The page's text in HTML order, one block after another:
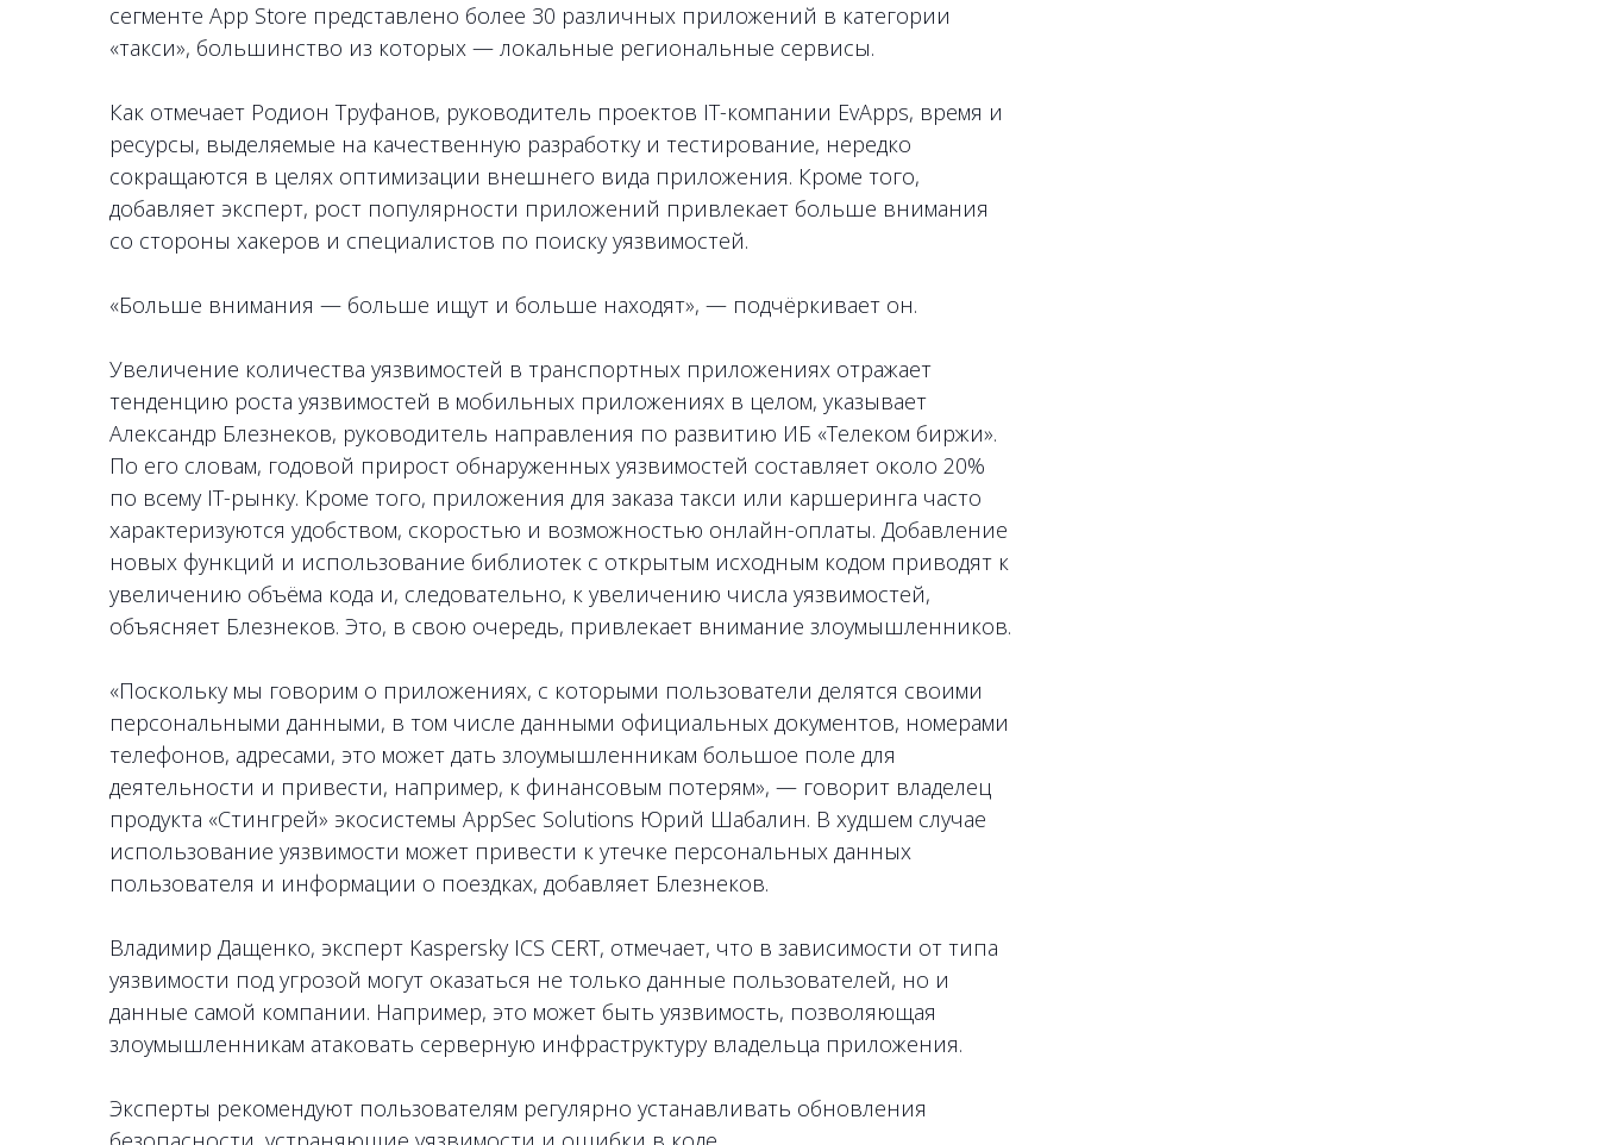
сегменте App Store представлено более 30 различных приложений в категории
«такси», большинство из которых — локальные региональные сервисы.
Как отмечает Родион Труфанов, руководитель проектов IT-компании EvApps, время и
ресурсы, выделяемые на качественную разработку и тестирование, нередко
сокращаются в целях оптимизации внешнего вида приложения. Кроме того,
добавляет эксперт, рост популярности приложений привлекает больше внимания
со стороны хакеров и специалистов по поиску уязвимостей.
«Больше внимания — больше ищут и больше находят», — подчёркивает он.
Увеличение количества уязвимостей в транспортных приложениях отражает
тенденцию роста уязвимостей в мобильных приложениях в целом, указывает
Александр Блезнеков, руководитель направления по развитию ИБ «Телеком биржи».
По его словам, годовой прирост обнаруженных уязвимостей составляет около 20%
по всему IT-рынку. Кроме того, приложения для заказа такси или каршеринга часто
характеризуются удобством, скоростью и возможностью онлайн-оплаты. Добавление
новых функций и использование библиотек с открытым исходным кодом приводят к
увеличению объёма кода и, следовательно, к увеличению числа уязвимостей,
объясняет Блезнеков. Это, в свою очередь, привлекает внимание злоумышленников.
«Поскольку мы говорим о приложениях, с которыми пользователи делятся своими
персональными данными, в том числе данными официальных документов, номерами
телефонов, адресами, это может дать злоумышленникам большое поле для
деятельности и привести, например, к финансовым потерям», — говорит владелец
продукта «Стингрей» экосистемы AppSec Solutions Юрий Шабалин. В худшем случае
использование уязвимости может привести к утечке персональных данных
пользователя и информации о поездках, добавляет Блезнеков.
Владимир Дащенко, эксперт Kaspersky ICS CERT, отмечает, что в зависимости от типа
уязвимости под угрозой могут оказаться не только данные пользователей, но и
данные самой компании. Например, это может быть уязвимость, позволяющая
злоумышленникам атаковать серверную инфраструктуру владельца приложения.
Эксперты рекомендуют пользователям регулярно устанавливать обновления